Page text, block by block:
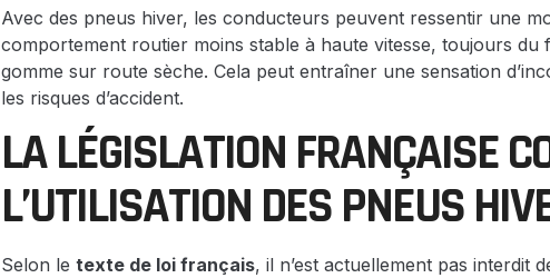
Avec des pneus hiver, les conducteurs peuvent ressentir une
comportement routier moins stable à haute vitesse, toujours du
gomme sur route sèche. Cela peut entraîner une sensation
les risques d’accident.
LA LÉGISLATION FRANÇAISE
L’UTILISATION DES PNEUS
Selon le texte de loi français, il n’est actuellement pas interdit